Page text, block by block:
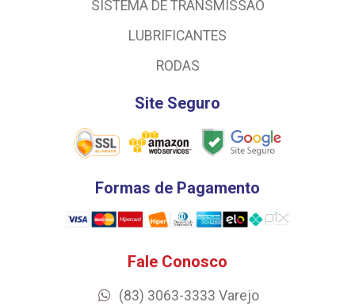
SISTEMA DE TRANSMISSAO
LUBRIFICANTES
RODAS
Site Seguro
Formas de Pagamento
Fale Conosco
(83) 3063-3333 Varejo